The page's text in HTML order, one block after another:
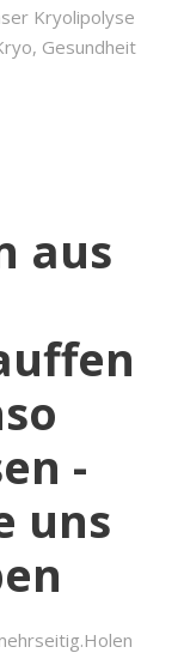
Kryolipolyse
Gesundheit
aus
-
uns